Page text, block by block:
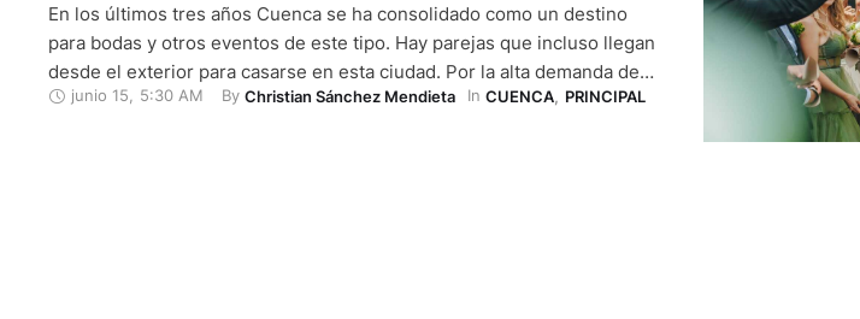
En los últimos tres años Cuenca se ha consolidado como un destino
para bodas y otros eventos de este tipo. Hay parejas que incluso llegan
desde el exterior para casarse en esta ciudad. Por la alta demanda de
servicios que se requieren para estos compromisos sociales ha crecido
junio 15 5:30 AM By Christian Sánchez Mendieta In CUENCA, PRINCIPAL